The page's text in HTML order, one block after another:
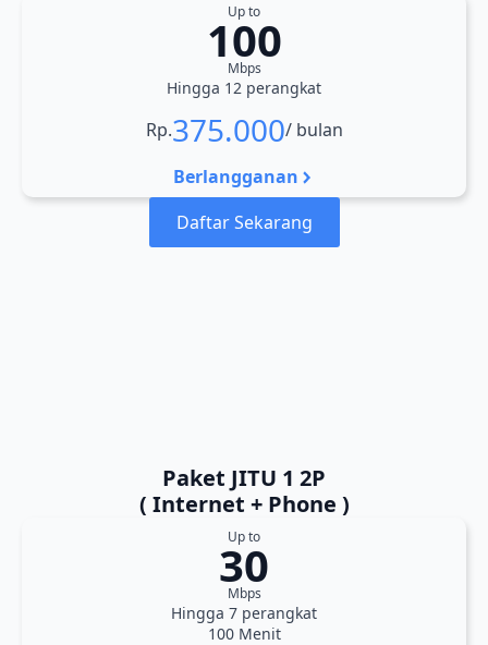
Up to
100
Mbps
Hingga 12 perangkat
Rp.375.000/ bulan
Berlangganan
Daftar Sekarang
Paket JITU 1 2P
( Internet + Phone )
Up to
30
Mbps
Hingga 7 perangkat
100 Menit